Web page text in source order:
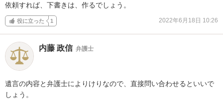
依頼すれば、下書きは、作るでしょう。
役に立った 1 2022年6月18日 10:26
内藤 政信 弁護士
遺言の内容と弁護士によりけりなので、直接問い合わせるといいで
しょう。